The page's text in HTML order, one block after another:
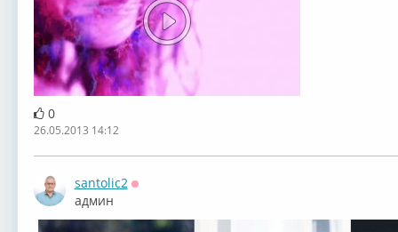
0
26.05.2013 14:12
santolic2
админ